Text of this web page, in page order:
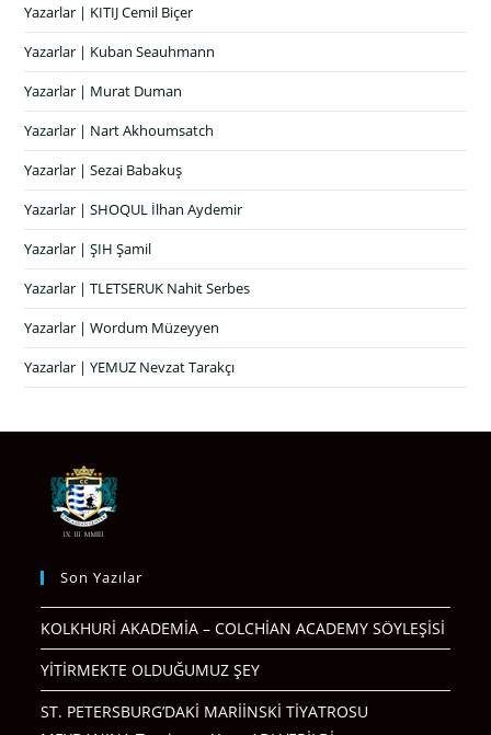
Yazarlar | KITIJ Cemil Biçer
Yazarlar | Kuban Seauhmann
Yazarlar | Murat Duman
Yazarlar | Nart Akhoumsatch
Yazarlar | Sezai Babakuş
Yazarlar | SHOQUL İlhan Aydemir
Yazarlar | ŞIH Şamil
Yazarlar | TLETSERUK Nahit Serbes
Yazarlar | Wordum Müzeyyen
Yazarlar | YEMUZ Nevzat Tarakçı
Son Yazılar
KOLKHURİ AKADEMİA – COLCHİAN ACADEMY SÖYLEŞİSİ
YİTİRMEKTE OLDUĞUMUZ ŞEY
ST. PETERSBURG’DAKİ MARİİNSKİ TİYATROSU